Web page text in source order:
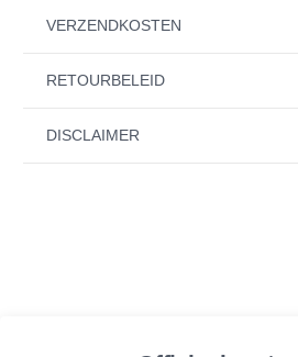
VERZENDKOSTEN
RETOURBELEID
DISCLAIMER